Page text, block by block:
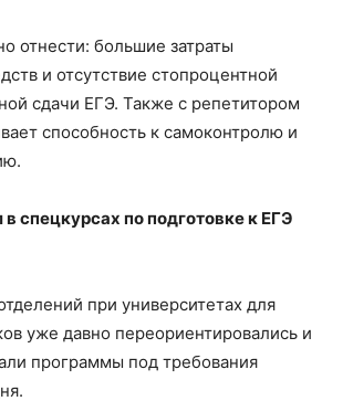
отнести: большие затраты
и отсутствие стопроцентной
сдачи ЕГЭ. Также с репетитором
способность к самоконтролю и
спецкурсах по подготовке к ЕГЭ
при университетах для
уже давно переориентировались и
программы под требования